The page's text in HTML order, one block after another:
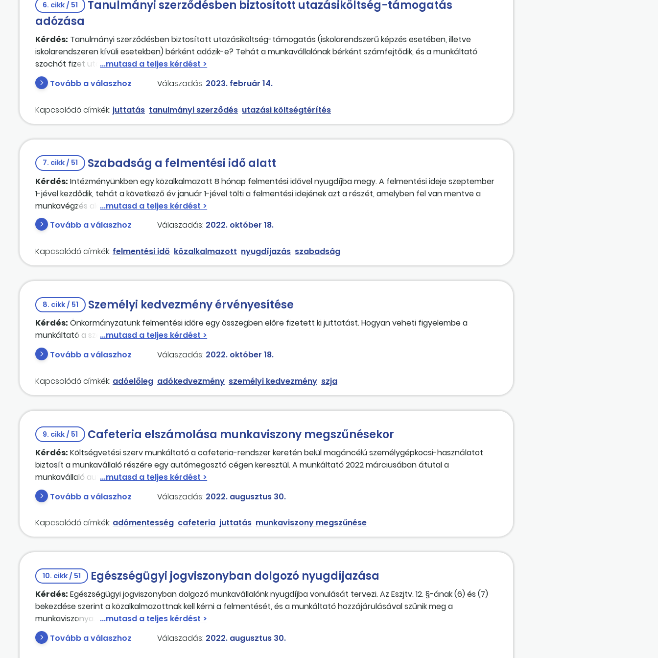
6. cikk / 51
Tanulmányi szerződésben biztosított utazásiköltség-támogatás
adózása
Kérdés: Tanulmányi szerződésben biztosított utazásiköltség-támogatás (iskolarendszerű képzés esetében, illetve
iskolarendszeren kívüli esetekben) bérként adózik-e? Tehát a munkavállalónak bérként számfejtődik, és a munkáltató
szochót fizet utána?
Tovább a válaszhoz
Válaszadás: 2023. február 14.
Kapcsolódó címkék: juttatás tanulmányi szerződés utazási költségtérítés
7. cikk / 51 Szabadság a felmentési idő alatt
Kérdés: Intézményünkben egy közalkalmazott 8 hónap felmentési idővel nyugdíjba megy. A felmentési ideje szeptember
1-jével kezdődik, tehát a következő év január 1-jével tölti a felmentési idejének azt a részét, amelyben fel van mentve a
munkavégzés alól. A törvény szerint erre az időre is jár neki a szabadság, de ezt – mivel egyébként is fel van mentve a
munkavégzés alól – nem tudjuk neki kiadni, ebben az évben pedig úgy gondoljuk, hogy nem adhatjuk ki neki a jövő évre járó
szabadságot. Mi a teendő ilyenkor?
Tovább a válaszhoz Válaszadás: 2022. október 18.
Kapcsolódó címkék: felmentési idő közalkalmazott nyugdíjazás szabadság
8. cikk / 51 Személyi kedvezmény érvényesítése
Kérdés: Önkormányzatunk felmentési időre egy összegben előre fizetett ki juttatást. Hogyan veheti figyelembe a
munkáltató a személyi kedvezményt az adóelőleg megállapításakor?
Tovább a válaszhoz
Válaszadás: 2022. október 18.
Kapcsolódó címkék: adóelőleg adókedvezmény személyi kedvezmény szja
9. cikk / 51 Cafeteria elszámolása munkaviszony megszűnésekor
Kérdés: Költségvetési szerv munkáltató a cafeteria-rendszer keretén belül magáncélú személygépkocsi-használatot
biztosít a munkavállaló részére egy autómegosztó cégen keresztül. A munkáltató 2022 márciusában átutal a
munkavállaló autómegosztónál használatos profiljára 120 000 forintot, de a jogviszony megszűnik 2022. június 30-án. A
munkavállaló kilépése esetén hogyan kell az adókötelezettséget megállapítania a munkáltatónak a juttatással
összefüggésben?
Tovább a válaszhoz Válaszadás: 2022. augusztus 30.
Kapcsolódó címkék: adómentesség cafeteria juttatás munkaviszony megszűnése
10. cikk / 51 Egészségügyi jogviszonyban dolgozó nyugdíjazása
Kérdés: Egészségügyi jogviszonyban dolgozó munkavállalónk nyugdíjba vonulását tervezi. Az Eszjtv. 12. §-ának (6) és (7)
bekezdése szerint a közalkalmazottnak kell kérni a felmentését, és a munkáltató hozzájárulásával szűnik meg a
munkaviszonya. Az Mt. 69. §-ának (1) bekezdése hivatkozik a felmondási időre, ami harminc nap. A felmondási idő feléről a
dolgozót a munkavégzés alól fel kell menteni. A dolgozó a szakszervezet jogászához fordult, aki a következők szerint
értelmezi a jogszabályt: "Az Eszjtv. 12. § (6) és (7) bekezdése – amely a jogviszony megszüntetéséről szól – szinte szó
Tovább a válaszhoz Válaszadás: 2022. augusztus 30.